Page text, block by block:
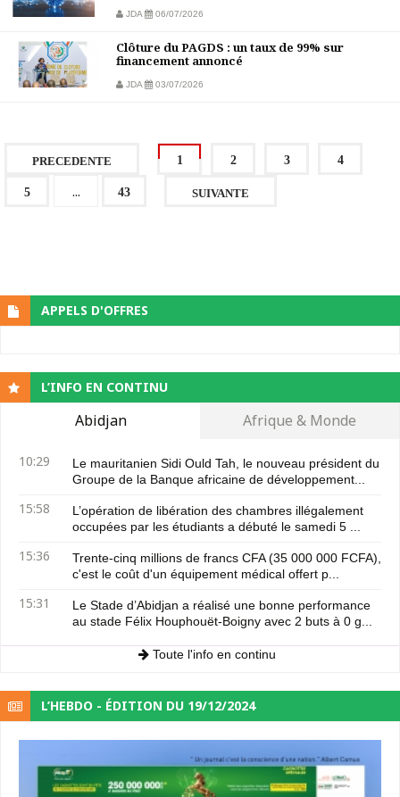
JDA 06/07/2026
Clôture du PAGDS : un taux de 99% sur
financement annoncé
JDA 03/07/2026
PRECEDENTE 1 2 3 4
5 ... 43 SUIVANTE
APPELS D'OFFRES
L’INFO EN CONTINU
Abidjan Afrique & Monde
10:29
Le mauritanien Sidi Ould Tah, le nouveau président du
Groupe de la Banque africaine de développement...
15:58
L’opération de libération des chambres illégalement
occupées par les étudiants a débuté le samedi 5 ...
15:36
Trente-cinq millions de francs CFA (35 000 000 FCFA),
c'est le coût d'un équipement médical offert p...
15:31
Le Stade d’Abidjan a réalisé une bonne performance
au stade Félix Houphouët-Boigny avec 2 buts à 0 g...
Toute l'info en continu
L’HEBDO - ÉDITION DU 19/12/2024